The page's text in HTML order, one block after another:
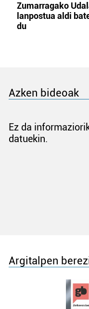
Zumarragako
lanpostua aldi
du
Azken bideoak
Ez da
datuekin.
Argitalpen